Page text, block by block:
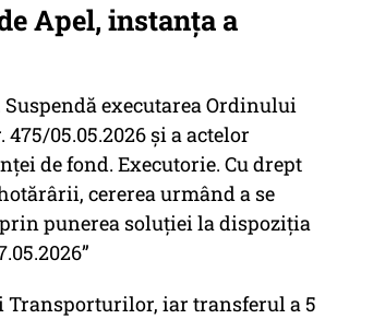
Apel, instanța a
Suspendă executarea Ordinului
05.05.2026 şi a actelor
de fond. Executorie. Cu drept
cererea urmând a se
punerea soluţiei la dispoziţia
iar transferul a 5